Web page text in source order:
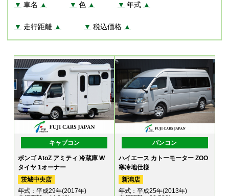
▼ 車名 ▲ ▼ 色 ▲ ▼ 年式 ▲
▼ 走行距離 ▲ ▼ 税込価格 ▲
キャブコン
ボンゴ AtoZ アミティ 冷蔵庫 W
タイヤ 1オーナー
茨城中央店
年式 ：平成29年(2017年)
バンコン
ハイエース カトーモーター ZOO
寒冷地仕様
新潟店
年式：平成25年(2013年)